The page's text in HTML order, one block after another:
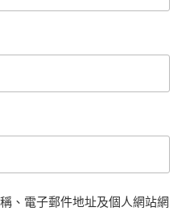
、電子郵件地址及個人網站網